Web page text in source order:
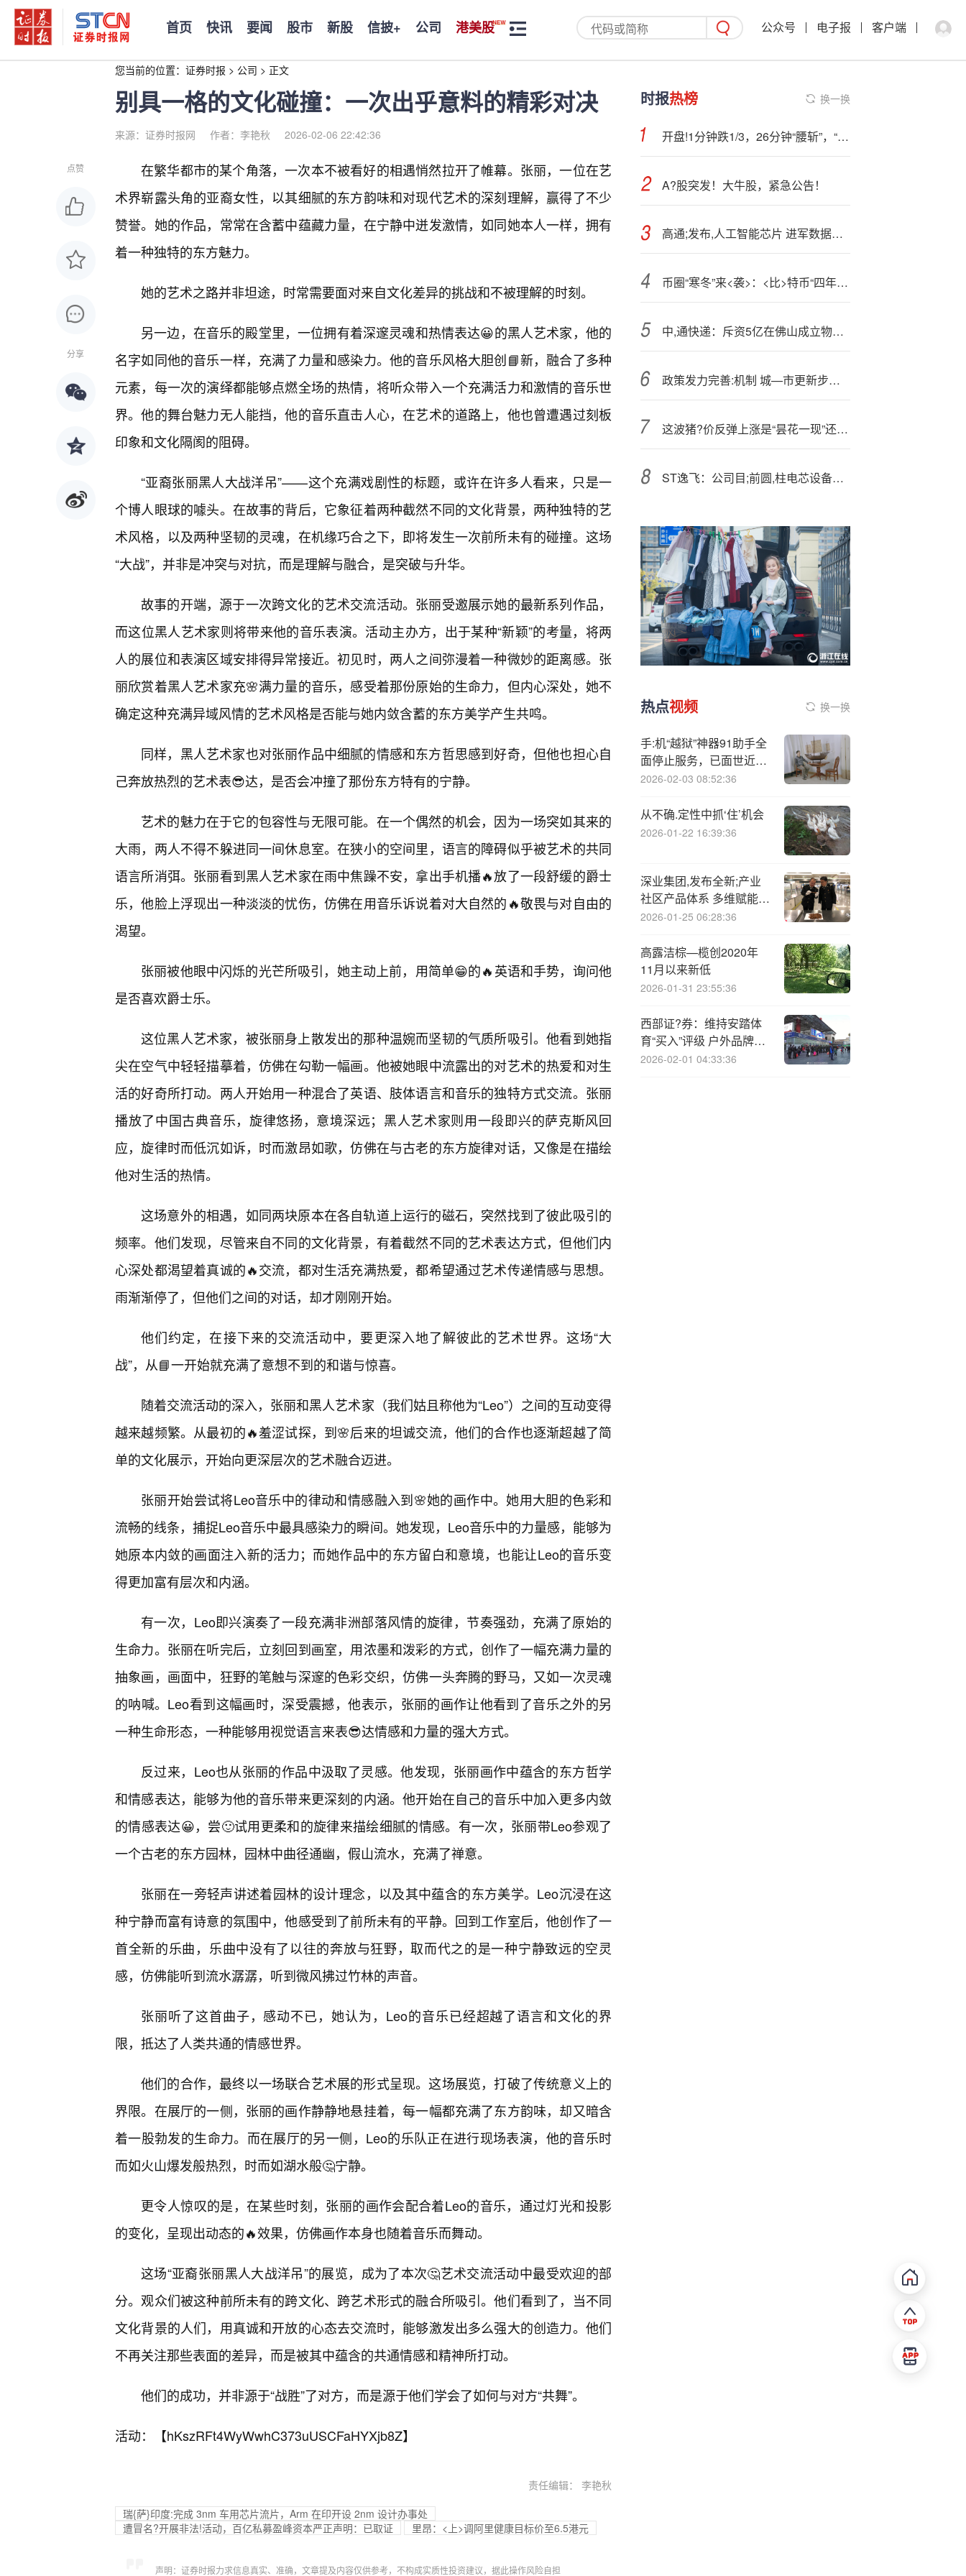
首页 快讯 要闻 股市 新股 信披+ 公司 港美股 公众号 电子报 客户端
您当前的位置： 证券时报 > 公司 > 正文
别具一格的文化碰撞：一次出乎意料的精彩对决
来源：证券时报网 作者：李艳秋 2026-02-06 22:42:36
点赞
分享
在繁华都市的某个角落，一次本不被看好的相遇悄然拉开了帷幕。张丽，一位在艺
术界崭露头角的亚裔女性，以其细腻的东方韵味和对现代艺术的深刻理解，赢得了不少
赞誉。她的作品，常常在含蓄中蕴藏力量，在宁静中迸发激情，如同她本人一样，拥有
着一种独特的东方魅力。
她的艺术之路并非坦途，时常需要面对来自文化差异的挑战和不被理解的时刻。
另一边，在音乐的殿堂里，一位拥有着深邃灵魂和热情表达😀的黑人艺术家，他的
名字如同他的音乐一样，充满了力量和感染力。他的音乐风格大胆创📘新，融合了多种
元素，每一次的演绎都能够点燃全场的热情，将听众带入一个充满活力和激情的音乐世
界。他的舞台魅力无人能挡，他的音乐直击人心，在艺术的道路上，他也曾遭遇过刻板
印象和文化隔阂的阻碍。
“亚裔张丽黑人大战洋吊”——这个充满戏剧性的标题，或许在许多人看来，只是一
个博人眼球的噱头。在故事的背后，它象征着两种截然不同的文化背景，两种独特的艺
术风格，以及两种坚韧的灵魂，在机缘巧合之下，即将发生一次前所未有的碰撞。这场
“大战”，并非是冲突与对抗，而是理解与融合，是突破与升华。
故事的开端，源于一次跨文化的艺术交流活动。张丽受邀展示她的最新系列作品，
而这位黑人艺术家则将带来他的音乐表演。活动主办方，出于某种“新颖”的考量，将两
人的展位和表演区域安排得异常接近。初见时，两人之间弥漫着一种微妙的距离感。张
丽欣赏着黑人艺术家充🌸满力量的音乐，感受着那份原始的生命力，但内心深处，她不
确定这种充满异域风情的艺术风格是否能与她内敛含蓄的东方美学产生共鸣。
同样，黑人艺术家也对张丽作品中细腻的情感和东方哲思感到好奇，但他也担心自
己奔放热烈的艺术表😎达，是否会冲撞了那份东方特有的宁静。
艺术的魅力在于它的包容性与无限可能。在一个偶然的机会，因为一场突如其来的
大雨，两人不得不躲进同一间休息室。在狭小的空间里，语言的障碍似乎被艺术的共同
语言所消弭。张丽看到黑人艺术家在雨中焦躁不安，拿出手机播🔥放了一段舒缓的爵士
乐，他脸上浮现出一种淡淡的忧伤，仿佛在用音乐诉说着对大自然的🔥敬畏与对自由的
渴望。
张丽被他眼中闪烁的光芒所吸引，她主动上前，用简单😁的🔥英语和手势，询问他
是否喜欢爵士乐。
这位黑人艺术家，被张丽身上散发出的那种温婉而坚韧的气质所吸引。他看到她指
尖在空气中轻轻描摹着，仿佛在勾勒一幅画。他被她眼中流露出的对艺术的热爱和对生
活的好奇所打动。两人开始用一种混合了英语、肢体语言和音乐的独特方式交流。张丽
播放了中国古典音乐，旋律悠扬，意境深远；黑人艺术家则用一段即兴的萨克斯风回
应，旋律时而低沉如诉，时而激昂如歌，仿佛在与古老的东方旋律对话，又像是在描绘
他对生活的热情。
这场意外的相遇，如同两块原本在各自轨道上运行的磁石，突然找到了彼此吸引的
频率。他们发现，尽管来自不同的文化背景，有着截然不同的艺术表达方式，但他们内
心深处都渴望着真诚的🔥交流，都对生活充满热爱，都希望通过艺术传递情感与思想。
雨渐渐停了，但他们之间的对话，却才刚刚开始。
他们约定，在接下来的交流活动中，要更深入地了解彼此的艺术世界。这场“大
战”，从📘一开始就充满了意想不到的和谐与惊喜。
随着交流活动的深入，张丽和黑人艺术家（我们姑且称他为“Leo”）之间的互动变得
越来越频繁。从最初的🔥羞涩试探，到🌸后来的坦诚交流，他们的合作也逐渐超越了简
单的文化展示，开始向更深层次的艺术融合迈进。
张丽开始尝试将Leo音乐中的律动和情感融入到🌸她的画作中。她用大胆的色彩和
流畅的线条，捕捉Leo音乐中最具感染力的瞬间。她发现，Leo音乐中的力量感，能够为
她原本内敛的画面注入新的活力；而她作品中的东方留白和意境，也能让Leo的音乐变
得更加富有层次和内涵。
有一次，Leo即兴演奏了一段充满非洲部落风情的旋律，节奏强劲，充满了原始的
生命力。张丽在听完后，立刻回到画室，用浓墨和泼彩的方式，创作了一幅充满力量的
抽象画，画面中，狂野的笔触与深邃的色彩交织，仿佛一头奔腾的野马，又如一次灵魂
的呐喊。Leo看到这幅画时，深受震撼，他表示，张丽的画作让他看到了音乐之外的另
一种生命形态，一种能够用视觉语言来表😎达情感和力量的强大方式。
反过来，Leo也从张丽的作品中汲取了灵感。他发现，张丽画作中蕴含的东方哲学
和情感表达，能够为他的音乐带来更深刻的内涵。他开始在自己的音乐中加入更多内敛
的情感表达😀，尝🙂试用更柔和的旋律来描绘细腻的情感。有一次，张丽带Leo参观了
一个古老的东方园林，园林中曲径通幽，假山流水，充满了禅意。
张丽在一旁轻声讲述着园林的设计理念，以及其中蕴含的东方美学。Leo沉浸在这
种宁静而富有诗意的氛围中，他感受到了前所未有的平静。回到工作室后，他创作了一
首全新的乐曲，乐曲中没有了以往的奔放与狂野，取而代之的是一种宁静致远的空灵
感，仿佛能听到流水潺潺，听到微风拂过竹林的声音。
张丽听了这首曲子，感动不已，她认为，Leo的音乐已经超越了语言和文化的界
限，抵达了人类共通的情感世界。
他们的合作，最终以一场联合艺术展的形式呈现。这场展览，打破了传统意义上的
界限。在展厅的一侧，张丽的画作静静地悬挂着，每一幅都充满了东方韵味，却又暗含
着一股勃发的生命力。而在展厅的另一侧，Leo的乐队正在进行现场表演，他的音乐时
而如火山爆发般热烈，时而如湖水般🤔宁静。
更令人惊叹的是，在某些时刻，张丽的画作会配合着Leo的音乐，通过灯光和投影
的变化，呈现出动态的🔥效果，仿佛画作本身也随着音乐而舞动。
这场“亚裔张丽黑人大战洋吊”的展览，成为了本次🤔艺术交流活动中最受欢迎的部
分。观众们被这种前所未有的跨文化、跨艺术形式的融合所吸引。他们看到了，当不同
文化背景的人们，用真诚和开放的心态去交流时，能够激发出多么强大的创造力。他们
不再关注那些表面的差异，而是被其中蕴含的共通情感和精神所打动。
他们的成功，并非源于“战胜”了对方，而是源于他们学会了如何与对方“共舞”。
活动：【hKszRFt4WyWwhC373uUSCFaHYXjb8Z】
责任编辑： 李艳秋
瑞{萨}印度:完成 3nm 车用芯片流片，Arm 在印开设 2nm 设计办事处
遭冒名?开展非法!活动，百亿私募盈峰资本严正声明：已取证
里昂：<上>调阿里健康目标价至6.5港元
声明：证券时报力求信息真实、准确，文章提及内容仅供参考，不构成实质性投资建议，据此操作风险自担
时报热榜 换一换
开盘!1分钟跌1/3，26分钟“腰斩”，“特朗普概念”被市场抛弃
A?股突发！大牛股，紧急公告！
高通;发布,人工智能芯片 进军数据中心市场挑战英伟达
币圈“寒冬”来<袭>：<比>特币“四年周期”尾声遇美国政府关门“双杀”
中,通快递：斥资5亿在佛山成立物流公司
政策发力完善:机制 城—市更新步伐再提速
这波猪?价反弹上涨是“昙花一现”还是拐点来了？
ST逸飞：公司目;前圆,柱电芯设备订单充足
热点视频 换一换
手:机“越狱”神器91助手全
面停止服务，已面世近20
年
2026-02-03 08:52:36
从不确.定性中抓‘住’机会
2026-01-22 16:39:36
深业集团,发布全新;产业
社区产品体系 多维赋能科
创发展
2026-01-25 06:28:36
高露洁棕—榄创2020年
11月以来新低
2026-01-31 23:55:36
西部证?券：维持安踏体
育“买入”评级 户外品牌维
持高增
2026-02-01 04:33:36